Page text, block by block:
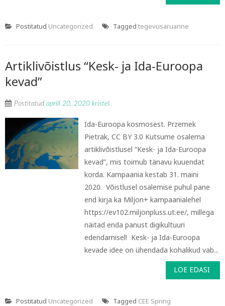
Postitatud Uncategorized Tagged tegevusaruanne
Artiklivõistlus “Kesk- ja Ida-Euroopa
kevad”
Postitatud aprill 20, 2020 kristel
Ida-Euroopa kosmosest. Przemek
Pietrak, CC BY 3.0 Kutsume osalema
artiklivõistlusel “Kesk- ja Ida-Euroopa
kevad”, mis toimub tänavu kuuendat
korda. Kampaania kestab 31. maini
2020. Võistlusel osalemise puhul pane
end kirja ka Miljon+ kampaanialehel
https://ev102.miljonpluss.ut.ee/, millega
näitad enda panust digikultuuri
edendamisel! Kesk- ja Ida-Euroopa
kevade idee on ühendada kohalikud vab...
LOE EDASI
Postitatud Uncategorized Tagged CEE Spring